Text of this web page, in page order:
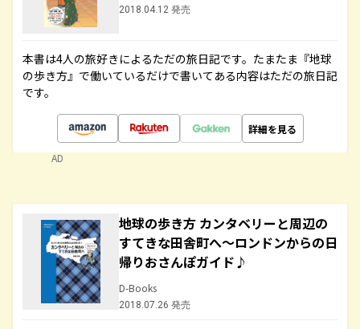
2018.04.12 発売
本書は4人の旅好きによるただの旅日記です。たまたま『地球
の歩き方』で働いているだけで書いてある内容はただの旅日記
です。
詳細を見る
AD
地球の歩き方 カンタベリーと周辺の
すてきな田舎町へ～ロンドンからの日
帰りおさんぽガイド♪
D-Books
2018.07.26 発売